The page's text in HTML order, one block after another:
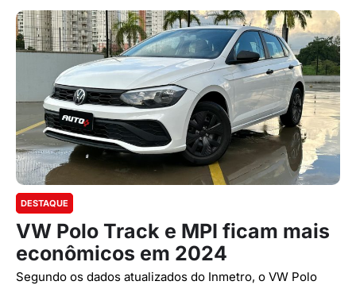
DESTAQUE
VW Polo Track e MPI ficam mais
econômicos em 2024
Segundo os dados atualizados do Inmetro, o VW Polo